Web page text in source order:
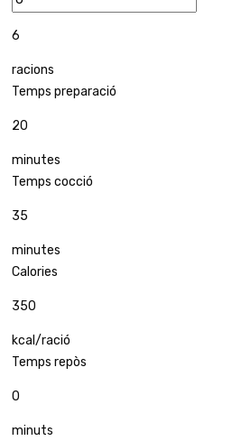
6
racions
Temps preparació
20
minutes
Temps cocció
35
minutes
Calories
350
kcal/ració
Temps repòs
0
minuts